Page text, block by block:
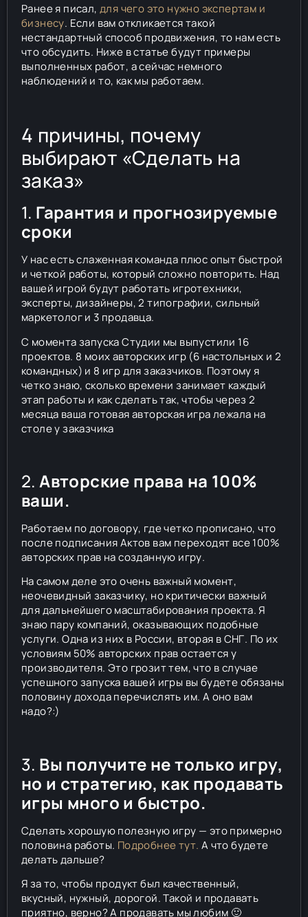
Ранее я писал,для чего это нужно экспертам и
бизнесу. Если вам откликается такой
нестандартный способ продвижения, то нам есть
что обсудить. Ниже в статье будут примеры
выполненных работ, а сейчас немного
наблюдений и то, как мы работаем.
4 причины, почему
выбирают «Сделать на
заказ»
1. Гарантия и прогнозируемые
сроки
У нас есть слаженная команда плюс опыт быстрой
и четкой работы, который сложно повторить. Над
вашей игрой будут работать игротехники,
эксперты, дизайнеры, 2 типографии, сильный
маркетолог и 3 продавца.
С момента запуска Студии мы выпустили 16
проектов. 8 моих авторских игр (6 настольных и 2
командных) и 8 игр для заказчиков. Поэтому я
четко знаю, сколько времени занимает каждый
этап работы и как сделать так, чтобы через 2
месяца ваша готовая авторская игра лежала на
столе у заказчика
2.Авторские права на 100%
ваши.
Работаем по договору, где четко прописано, что
после подписания Актов вам переходят все 100%
авторских прав на созданную игру.
На самом деле это очень важный момент,
неочевидный заказчику, но критически важный
для дальнейшего масштабирования проекта. Я
знаю пару компаний, оказывающих подобные
услуги. Одна из них в России, вторая в СНГ. По их
условиям 50% авторских прав остается у
производителя. Это грозит тем, что в случае
успешного запуска вашей игры вы будете обязаны
половину дохода перечислять им. А оно вам
надо?:)
3. Вы получите не только игру,
но и стратегию, как продавать
игры много и быстро.
Сделать хорошую полезную игру — это примерно
половина работы. Подробнее тут. А что будете
делать дальше?
Я за то, чтобы продукт был качественный,
вкусный, нужный, дорогой. Такой и продавать
приятно, верно? А продавать мы любим 🙂